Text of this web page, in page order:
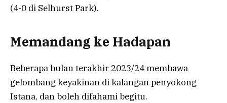
(4-0 di Selhurst Park).
Memandang ke Hadapan
Beberapa bulan terakhir 2023/24 membawa
gelombang keyakinan di kalangan penyokong
Istana, dan boleh difahami begitu.